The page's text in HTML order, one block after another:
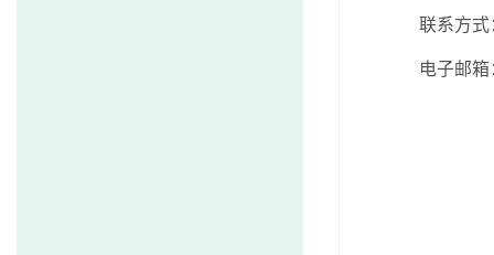
联系方式
电子邮箱